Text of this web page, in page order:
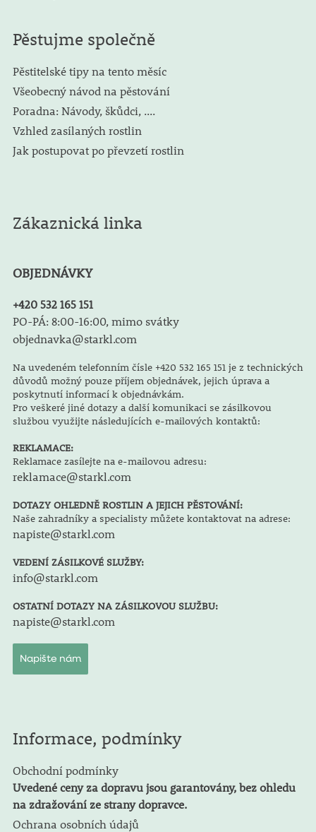
Pěstujme společně
Pěstitelské tipy na tento měsíc
Všeobecný návod na pěstování
Poradna: Návody, škůdci, ....
Vzhled zasílaných rostlin
Jak postupovat po převzetí rostlin
Zákaznická linka
OBJEDNÁVKY
+420 532 165 151
PO-PÁ: 8:00-16:00, mimo svátky
objednavka@starkl.com
Na uvedeném telefonním čísle +420 532 165 151 je z technických
důvodů možný pouze příjem objednávek, jejich úprava a
poskytnutí informací k objednávkám.
Pro veškeré jiné dotazy a další komunikaci se zásilkovou
službou využijte následujících e-mailových kontaktů:
REKLAMACE:
Reklamace zasílejte na e-mailovou adresu:
reklamace@starkl.com
DOTAZY OHLEDNĚ ROSTLIN A JEJICH PĚSTOVÁNÍ:
Naše zahradníky a specialisty můžete kontaktovat na adrese:
napiste@starkl.com
VEDENÍ ZÁSILKOVÉ SLUŽBY:
info@starkl.com
OSTATNÍ DOTAZY NA ZÁSILKOVOU SLUŽBU:
napiste@starkl.com
Napište nám
Informace, podmínky
Obchodní podmínky
Uvedené ceny za dopravu jsou garantovány, bez ohledu
na zdražování ze strany dopravce.
Ochrana osobních údajů